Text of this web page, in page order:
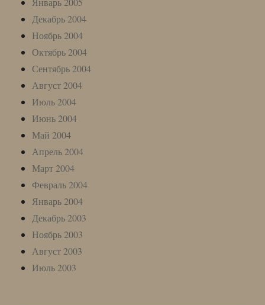
Декабрь 2004
Ноябрь 2004
Октябрь 2004
Сентябрь 2004
Август 2004
Июль 2004
Июнь 2004
Май 2004
Апрель 2004
Март 2004
Февраль 2004
Январь 2004
Декабрь 2003
Ноябрь 2003
Август 2003
Июль 2003